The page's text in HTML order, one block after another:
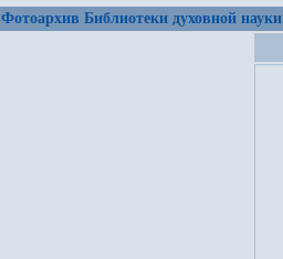
Фотоархив Библиотеки духовной науки